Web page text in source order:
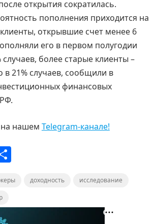
открытия сократилась.
пополнения приходится на
открывшие счет менее 6
его в первом полугодии
случаев, более старые клиенты –
21% случаев, сообщили в
финансовых
нашем Telegram-канале!
О
п
р
доходность
исследование